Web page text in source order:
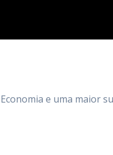
e uma maior